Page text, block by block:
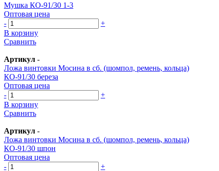
Мушка КО-91/30 1-3
Оптовая цена
-
+
В корзину
Сравнить
Артикул -
Ложа винтовки Мосина в сб. (шомпол, ремень, кольца)
КО-91/30 береза
Оптовая цена
-
+
В корзину
Сравнить
Артикул -
Ложа винтовки Мосина в сб. (шомпол, ремень, кольца)
КО-91/30 шпон
Оптовая цена
-
+